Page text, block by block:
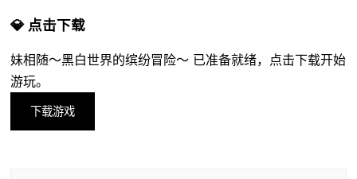
💎 点击下载
妹相随～黑白世界的缤纷冒险～ 已准备就绪，点击下载开始
游玩。
下载游戏